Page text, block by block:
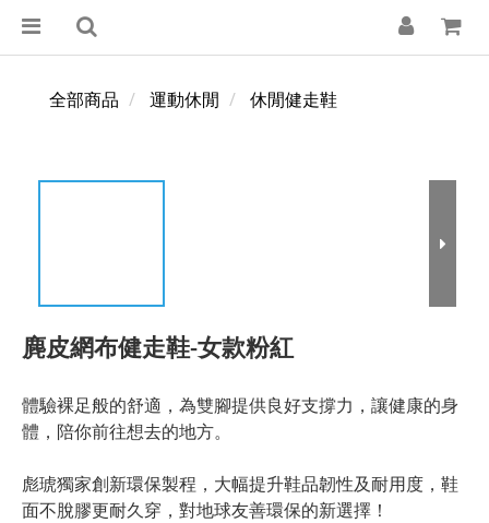
全部商品 運動休閒 休閒健走鞋
麂皮網布健走鞋-女款粉紅
體驗裸足般的舒適，為雙腳提供良好支撐力，讓健康的身
體，陪你前往想去的地方。
彪琥獨家創新環保製程，大幅提升鞋品韌性及耐用度，鞋
面不脫膠更耐久穿，對地球友善環保的新選擇！